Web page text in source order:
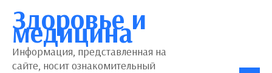
Здоровье и
медицина
Информация, представленная на
сайте, носит ознакомительный